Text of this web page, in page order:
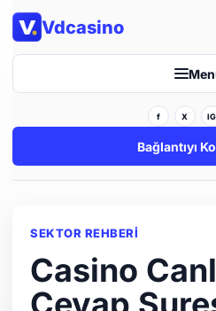
Vdcasino
f X IG
Bağlantıyı
SEKTOR REHBERI
Casino